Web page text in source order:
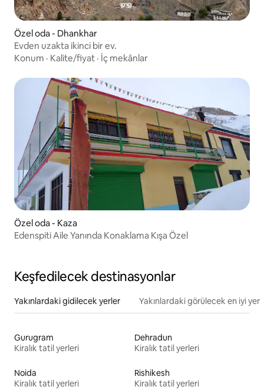
Özel oda - Dhankhar
Evden uzakta ikinci bir ev.
Konum · Kalite/fiyat · İç mekânlar
Özel oda - Kaza
Edenspiti Aile Yanında Konaklama Kışa Özel
Keşfedilecek destinasyonlar
Yakınlardaki gidilecek yerler Yakınlardaki görülecek en iyi
Gurugram
Kiralık tatil yerleri
Dehradun
Kiralık tatil yerleri
Noida
Kiralık tatil yerleri
Rishikesh
Kiralık tatil yerleri